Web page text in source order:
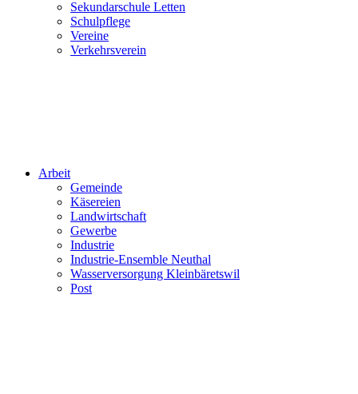
Sekundarschule Letten
Schulpflege
Vereine
Verkehrsverein
Arbeit
Gemeinde
Käsereien
Landwirtschaft
Gewerbe
Industrie
Industrie-Ensemble Neuthal
Wasserversorgung Kleinbäretswil
Post